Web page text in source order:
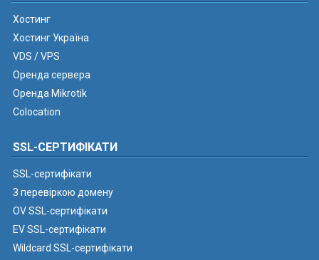
Хостинг
Хостинг Україна
VDS / VPS
Оренда сервера
Оренда Mikrotik
Colocation
SSL-СЕРТИФІКАТИ
SSL-сертифікати
З перевіркою домену
OV SSL-сертифікати
EV SSL-сертифікати
Wildcard SSL-сертифікати